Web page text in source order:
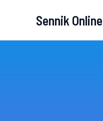
Sennik Online